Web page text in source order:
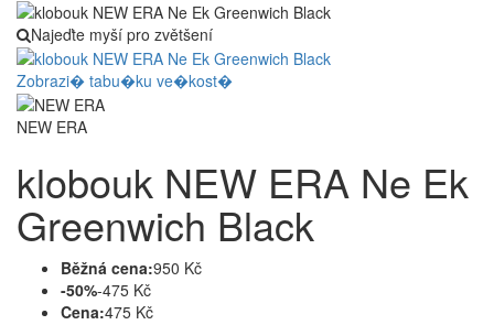
Najeďte myší pro zvětšení
Zobrazi� tabu�ku ve�kost�
NEW ERA
klobouk NEW ERA Ne Ek
Greenwich Black
Běžná cena:950 Kč
-50%-475 Kč
Cena:475 Kč